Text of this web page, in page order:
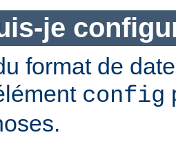
je
format de
config